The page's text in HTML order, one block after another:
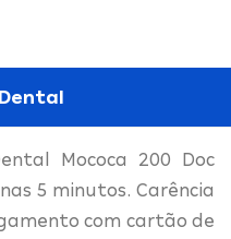
Mococa 200 Doc
5 minutos. Carência
com cartão de